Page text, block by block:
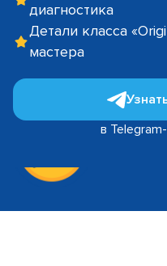
диагностика
Детали класса
мастера
в